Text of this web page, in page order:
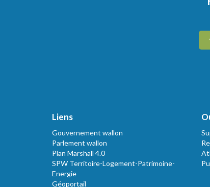
Liens
Gouvernement wallon
Parlement wallon
Plan Marshall 4.0
SPW Territoire-Logement-Patrimoine-
Energie
Géoportail